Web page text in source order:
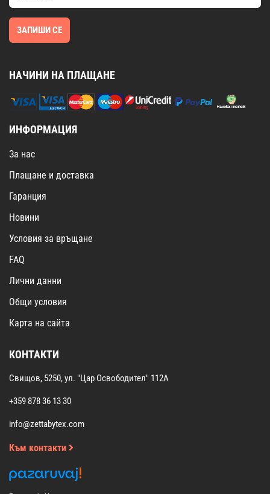
ЗАПИШИ СЕ
НАЧИНИ НА ПЛАЩАНЕ
ИНФОРМАЦИЯ
За нас
Плащане и доставка
Гаранция
Новини
Условия за връщане
FAQ
Лични данни
Общи условия
Карта на сайта
КОНТАКТИ
Свищов, 5250, ул. "Цар Освободител" 112А
+359 878 36 13 30
info@zettabytex.com
Към контакти